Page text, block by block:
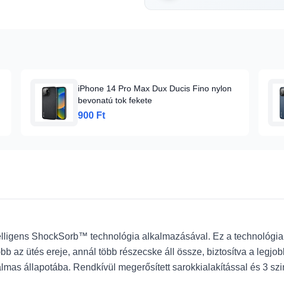
iPhone 14 Pro Max Dux Ducis Fino nylon
bevonatú tok fekete
900 Ft
ShockSorb™ technológia alkalmazásával. Ez a
az ütés ereje, annál több részecske áll össze, biztosítva a
állapotába. Rendkívül megerősített sarokkialakítással és 3